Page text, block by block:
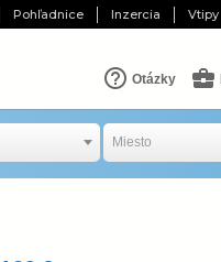
Pohľadnice Inzercia Vtipy
Otázky
Miesto